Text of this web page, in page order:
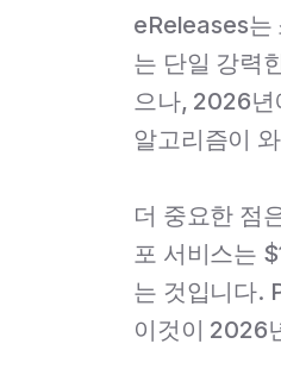
eReleases는
는 단일 강력
으나, 2026년
알고리즘이
더 중요한 점
포 서비스는
는 것입니다.
이것이 2026